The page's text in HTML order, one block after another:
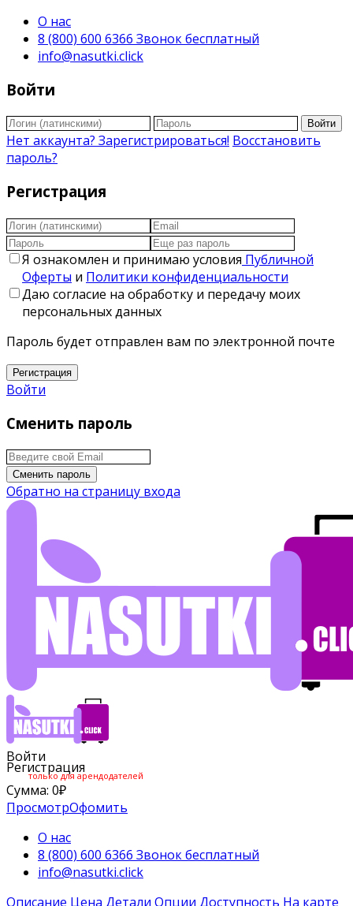
О нас
8 (800) 600 6366 Звонок бесплатный
info@nasutki.click
Войти
Войти
Нет аккаунта? Зарегистрироваться! Восстановить
пароль?
Регистрация
Я ознакомлен и принимаю условия Публичной
Оферты и Политики конфиденциальности
Даю согласие на обработку и передачу моих
персональных данных
Пароль будет отправлен вам по электронной почте
Регистрация
Войти
Сменить пароль
Сменить пароль
Обратно на страницу входа
Войти
Регистрация
только для арендодателей
Сумма: 0₽
ПросмотрОфомить
О нас
8 (800) 600 6366 Звонок бесплатный
info@nasutki.click
Описание Цена Детали Опции Доступность На карте